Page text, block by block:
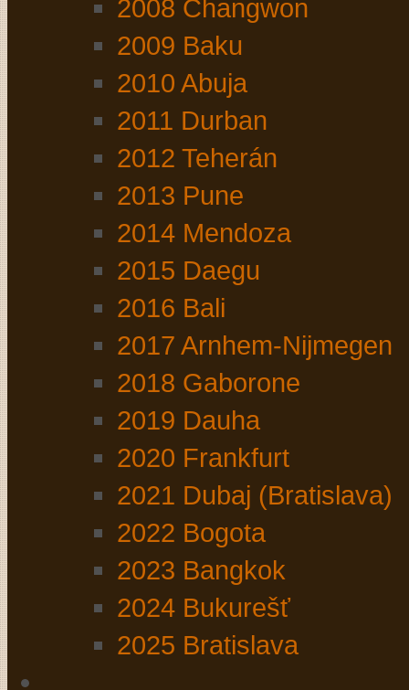
2008 Changwon
2009 Baku
2010 Abuja
2011 Durban
2012 Teherán
2013 Pune
2014 Mendoza
2015 Daegu
2016 Bali
2017 Arnhem-Nijmegen
2018 Gaborone
2019 Dauha
2020 Frankfurt
2021 Dubaj (Bratislava)
2022 Bogota
2023 Bangkok
2024 Bukurešť
2025 Bratislava